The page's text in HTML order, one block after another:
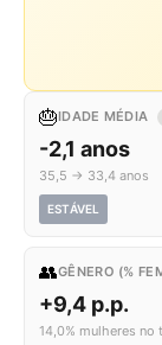
🎂IDADE MÉDIA
-2,1 anos
35,5 → 33,4 anos
ESTÁVEL
👥GÊNERO (%
+9,4 p.p.
14,0% mulheres no